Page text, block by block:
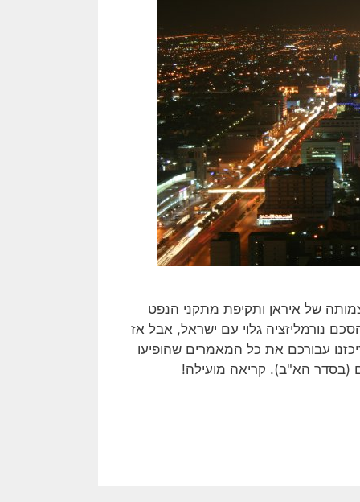
של איראן ותקיפת מתקני הנפט
2019, הביאו איתה לסף הסכם נורמליזציה גלוי עם ישראל, אבל אז
עבורכם את כל המאמרים שהופיעו
(בסדר הא"ב). קריאה מועילה!